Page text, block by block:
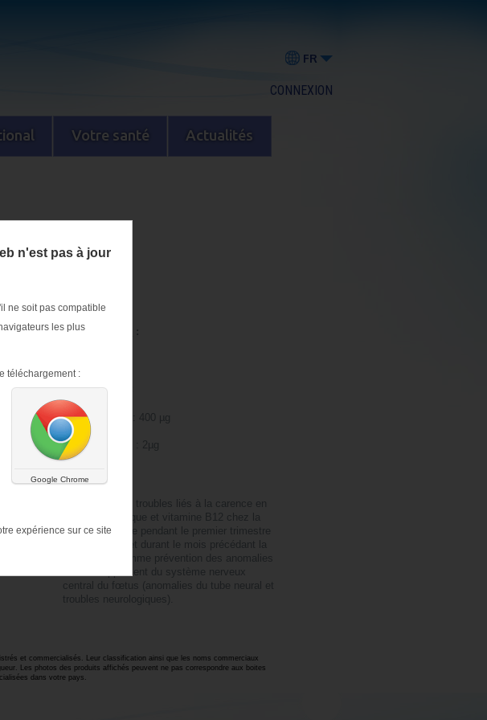
FR
CONNEXION
Votre santé Actualités
Dénomination :
Composition
• Acide folique : 400 µg
• Iode : 200 µg
• Vitamine B12 : 2µg
Indications
Prévention des troubles liés à la carence en
iode, acide folique et vitamine B12 chez la
femme enceinte pendant le premier trimestre
de grossesse et durant le mois précédant la
conception comme prévention des anomalies
du développement du système nerveux
central du fœtus (anomalies du tube neural et
troubles neurologiques).
et commercialisés. Leur classification ainsi que les noms commerciaux
Les photos des produits affichés peuvent ne pas correspondre aux boites
dans votre pays.
n'est pas à jour
ne soit pas compatible
les plus
téléchargement :
Google Chrome
expérience sur ce site